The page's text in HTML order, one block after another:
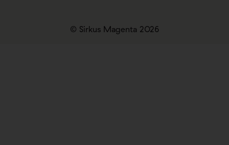
© Sirkus Magenta 2026